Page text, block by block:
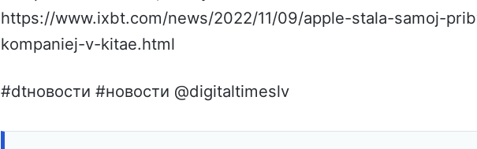
https://www.ixbt.com/news/2022/11/09/apple-stala-samoj-
kompaniej-v-kitae.html
#dtновости #новости @digitaltimeslv